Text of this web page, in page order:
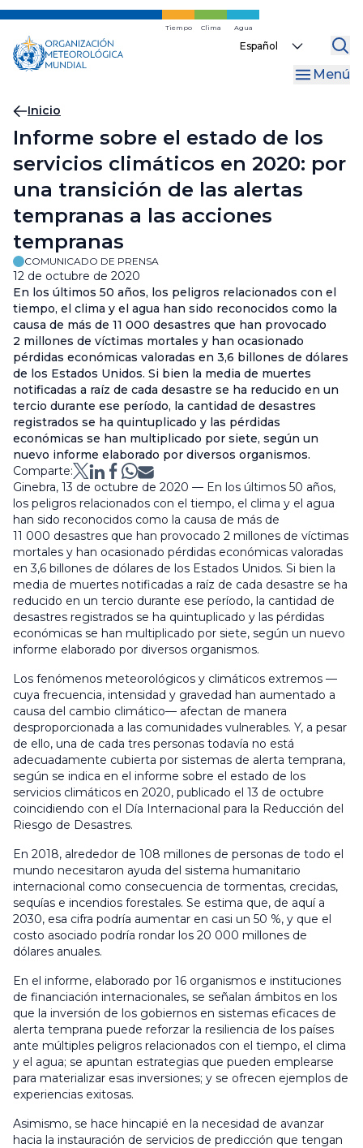
Ir
contenido
principal
Tiempo Clima Agua
Select
Menú
Migas
de
pan
Inicio
Informe sobre el estado de los
servicios climáticos en 2020: por
una transición de las alertas
tempranas a las acciones
tempranas
COMUNICADO DE PRENSA
12 de octubre de 2020
En los últimos 50 años, los peligros relacionados con el
tiempo, el clima y el agua han sido reconocidos como la
causa de más de 11 000 desastres que han provocado
2 millones de víctimas mortales y han ocasionado
pérdidas económicas valoradas en 3,6 billones de dólares
de los Estados Unidos. Si bien la media de muertes
notificadas a raíz de cada desastre se ha reducido en un
tercio durante ese período, la cantidad de desastres
registrados se ha quintuplicado y las pérdidas
económicas se han multiplicado por siete, según un
nuevo informe elaborado por diversos organismos.
Comparte:
Ginebra, 13 de octubre de 2020 — En los últimos 50 años,
los peligros relacionados con el tiempo, el clima y el agua
han sido reconocidos como la causa de más de
11 000 desastres que han provocado 2 millones de víctimas
mortales y han ocasionado pérdidas económicas valoradas
en 3,6 billones de dólares de los Estados Unidos. Si bien la
media de muertes notificadas a raíz de cada desastre se ha
reducido en un tercio durante ese período, la cantidad de
desastres registrados se ha quintuplicado y las pérdidas
económicas se han multiplicado por siete, según un nuevo
informe elaborado por diversos organismos.
Los fenómenos meteorológicos y climáticos extremos —
cuya frecuencia, intensidad y gravedad han aumentado a
causa del cambio climático— afectan de manera
desproporcionada a las comunidades vulnerables. Y, a pesar
de ello, una de cada tres personas todavía no está
adecuadamente cubierta por sistemas de alerta temprana,
según se indica en el informe sobre el estado de los
servicios climáticos en 2020, publicado el 13 de octubre
coincidiendo con el Día Internacional para la Reducción del
Riesgo de Desastres.
En 2018, alrededor de 108 millones de personas de todo el
mundo necesitaron ayuda del sistema humanitario
internacional como consecuencia de tormentas, crecidas,
sequías e incendios forestales. Se estima que, de aquí a
2030, esa cifra podría aumentar en casi un 50 %, y que el
costo asociado podría rondar los 20 000 millones de
dólares anuales.
En el informe, elaborado por 16 organismos e instituciones
de financiación internacionales, se señalan ámbitos en los
que la inversión de los gobiernos en sistemas eficaces de
alerta temprana puede reforzar la resiliencia de los países
ante múltiples peligros relacionados con el tiempo, el clima
y el agua; se apuntan estrategias que pueden emplearse
para materializar esas inversiones; y se ofrecen ejemplos de
experiencias exitosas.
Asimismo, se hace hincapié en la necesidad de avanzar
hacia la instauración de servicios de predicción que tengan